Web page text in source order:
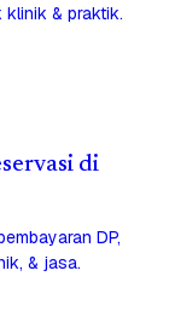
klinik & praktik.
di
DP,
& jasa.